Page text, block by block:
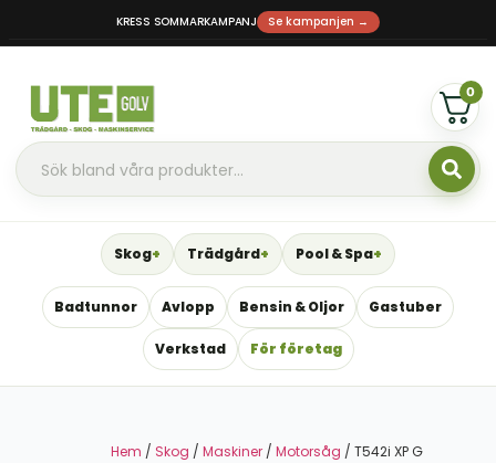
KRESS SOMMARKAMPANJ Se kampanjen →
0
Skog Trädgård Pool & Spa
Badtunnor Avlopp Bensin & Oljor Gastuber
Verkstad För företag
Hem / Skog / Maskiner / Motorsåg / T542i XP G